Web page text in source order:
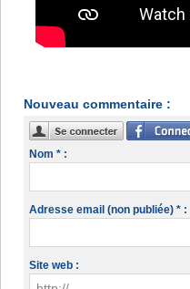
Nouveau commentaire :
Nom * :
Adresse email (non publiée) * :
Site web :